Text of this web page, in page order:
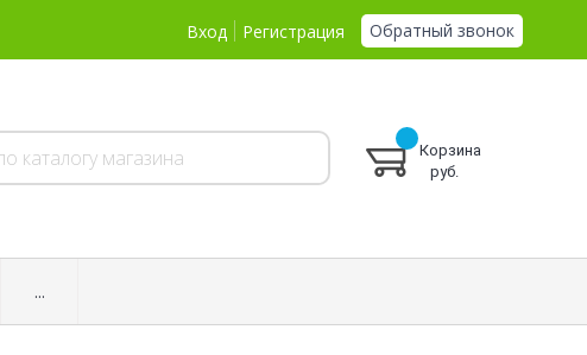
Вход Регистрация Обратный звонок
Корзина
руб.
...